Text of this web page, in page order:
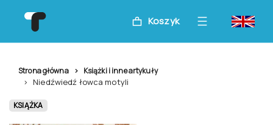
Koszyk
Strona główna Książki i inne artykuły
Niedźwiedź łowca motyli
KSIĄŻKA